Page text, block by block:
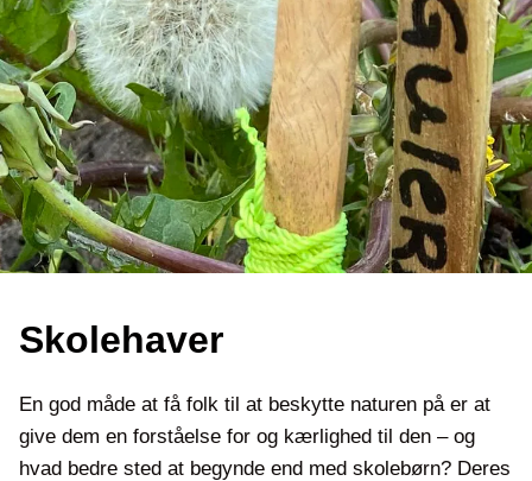
Skolehaver
En god måde at få folk til at beskytte naturen på er at
give dem en forståelse for og kærlighed til den – og
hvad bedre sted at begynde end med skolebørn? Deres